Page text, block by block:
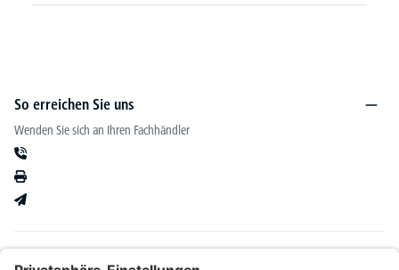
So erreichen Sie uns
Wenden Sie sich an Ihren Fachhändler